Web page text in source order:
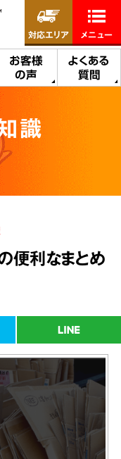
お客様
の声
よくある
質問
対応エリア メニュー
識
便利なまとめ